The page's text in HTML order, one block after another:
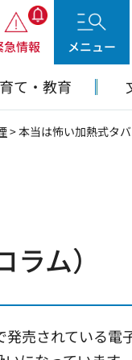
急情報 メニュー
て・教育
> 本当は怖い加熱式タ
ム）
売されている電